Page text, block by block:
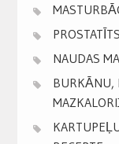
NAUDAS
BURKĀNU,